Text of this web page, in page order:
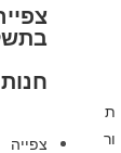
ת
ור
חנות
צפייה